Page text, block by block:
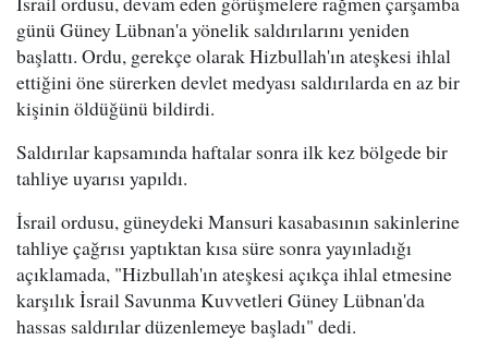
günü Güney Lübnan'a yönelik saldırılarını yeniden
başlattı. Ordu, gerekçe olarak Hizbullah'ın ateşkesi ihlal
ettiğini öne sürerken devlet medyası saldırılarda en az bir
kişinin öldüğünü bildirdi.
Saldırılar kapsamında haftalar sonra ilk kez bölgede bir
tahliye uyarısı yapıldı.
İsrail ordusu, güneydeki Mansuri kasabasının sakinlerine
tahliye çağrısı yaptıktan kısa süre sonra yayınladığı
açıklamada, "Hizbullah'ın ateşkesi açıkça ihlal etmesine
karşılık İsrail Savunma Kuvvetleri Güney Lübnan'da
hassas saldırılar düzenlemeye başladı" dedi.